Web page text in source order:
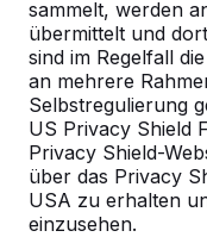
sammelt, werden
übermittelt und
sind im Regelfall
an mehrere
Selbstregulierung
US Privacy Shield
Privacy Shield-
über das Privacy
USA zu erhalten
einzusehen.
Kontakt
HeBlad Deutschland
Diekerstraße 97
42781 Haan
Deutschland